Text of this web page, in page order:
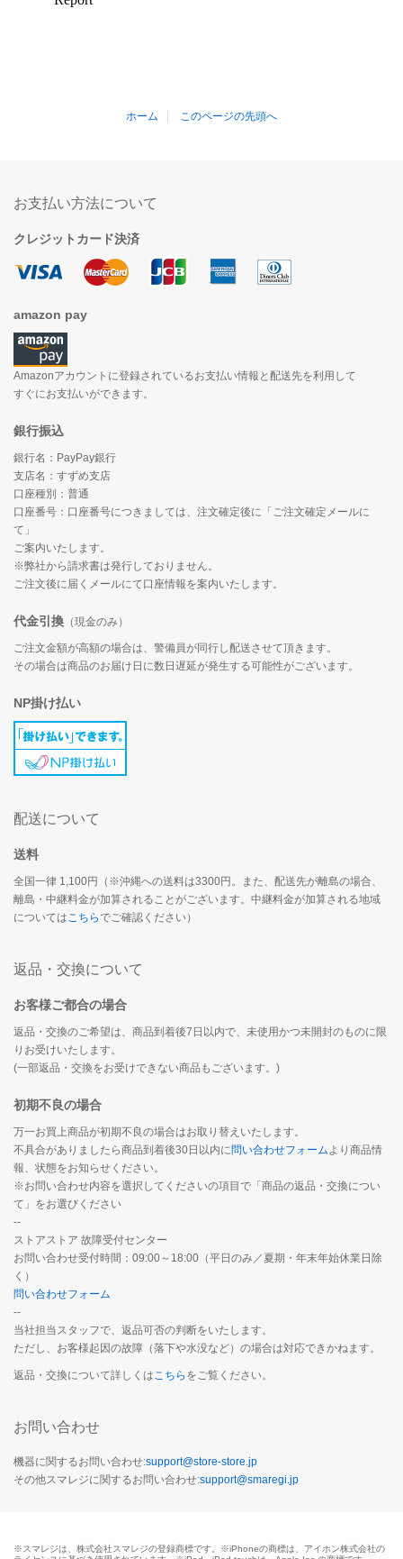
ホーム このページの先頭へ
お支払い方法について
クレジットカード決済
amazon pay
Amazonアカウントに登録されているお支払い情報と配送先を利用して
すぐにお支払いができます。
銀行振込
銀行名：PayPay銀行
支店名：すずめ支店
口座種別：普通
口座番号：口座番号につきましては、注文確定後に「ご注文確定メールに
て」
ご案内いたします。
※弊社から請求書は発行しておりません。
ご注文後に届くメールにて口座情報を案内いたします。
代金引換 （現金のみ）
ご注文金額が高額の場合は、警備員が同行し配送させて頂きます。
その場合は商品のお届け日に数日遅延が発生する可能性がございます。
NP掛け払い
配送について
送料
全国一律 1,100円（※沖縄への送料は3300円。また、配送先が離島の場合、
離島・中継料金が加算されることがございます。中継料金が加算される地域
についてはこちらでご確認ください）
返品・交換について
お客様ご都合の場合
返品・交換のご希望は、商品到着後7日以内で、未使用かつ未開封のものに限
りお受けいたします。
(一部返品・交換をお受けできない商品もございます。)
初期不良の場合
万一お買上商品が初期不良の場合はお取り替えいたします。
不具合がありましたら商品到着後30日以内に問い合わせフォームより商品情
報、状態をお知らせください。
※お問い合わせ内容を選択してくださいの項目で「商品の返品・交換につい
て」をお選びください
--
ストアストア 故障受付センター
お問い合わせ受付時間：09:00～18:00（平日のみ／夏期・年末年始休業日除
く）
問い合わせフォーム
--
当社担当スタッフで、返品可否の判断をいたします。
ただし、お客様起因の故障（落下や水没など）の場合は対応できかねます。
返品・交換について詳しくはこちら をご覧ください。
お問い合わせ
機器に関するお問い合わせ:support@store-store.jp
その他スマレジに関するお問い合わせ:support@smaregi.jp
※スマレジは、株式会社スマレジの登録商標です。※iPhoneの商標は、アイホン株式会社の